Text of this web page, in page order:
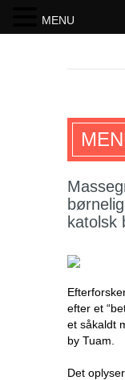
katolsk
efter et
et såkaldt
by Tuam.
Det
MENU